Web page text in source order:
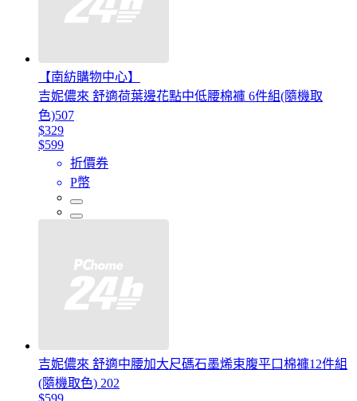
【南紡購物中心】
吉妮儂來 舒適荷葉邊花點中低腰棉褲 6件組(隨機取
色)507
$329
$599
折價券
P幣
吉妮儂來 舒適中腰加大尺碼石墨烯束腹平口棉褲12件組
(隨機取色) 202
$599